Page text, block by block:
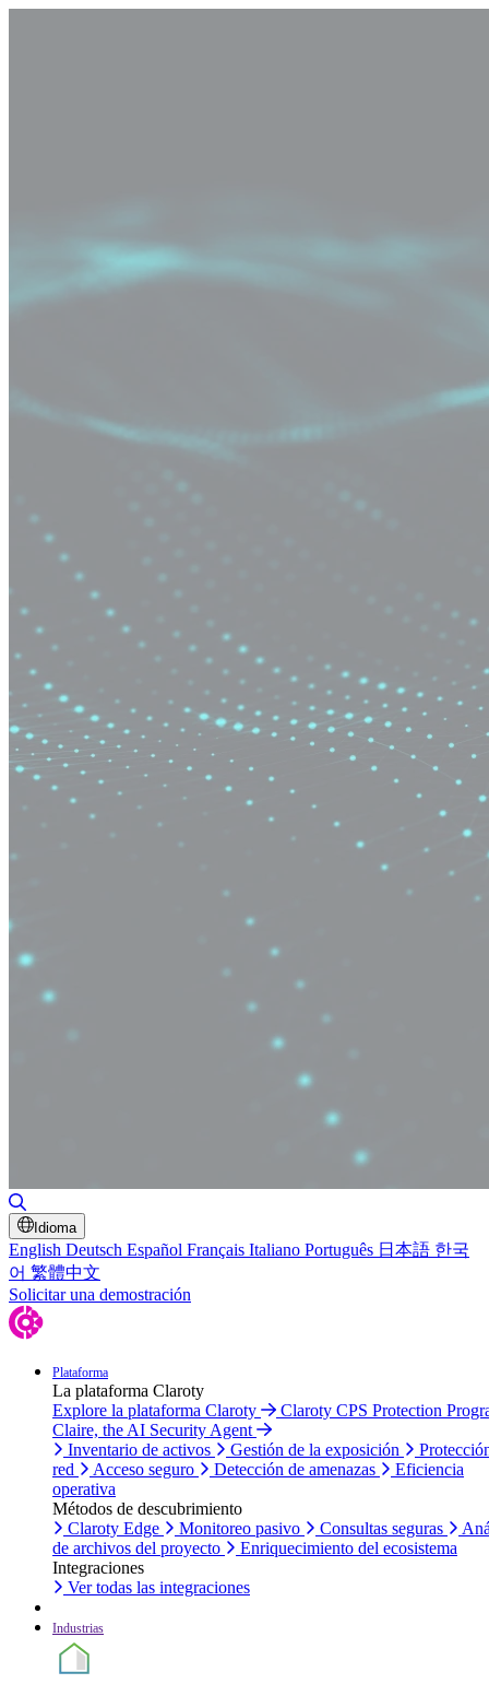
Idioma
English Deutsch Español Français Italiano Português 日本語 한국
어 繁體中文
Solicitar una demostración
Plataforma
La plataforma Claroty
Explore la plataforma Claroty
Claroty CPS Protection
Claire, the AI Security Agent
Inventario de activos
Gestión de la exposición
red
Acceso seguro Detección de amenazas
Eficiencia
operativa
Métodos de descubrimiento
Claroty Edge
Monitoreo pasivo Consultas seguras
de archivos del proyecto
Enriquecimiento del ecosistema
Integraciones
Ver todas las integraciones
Industrias